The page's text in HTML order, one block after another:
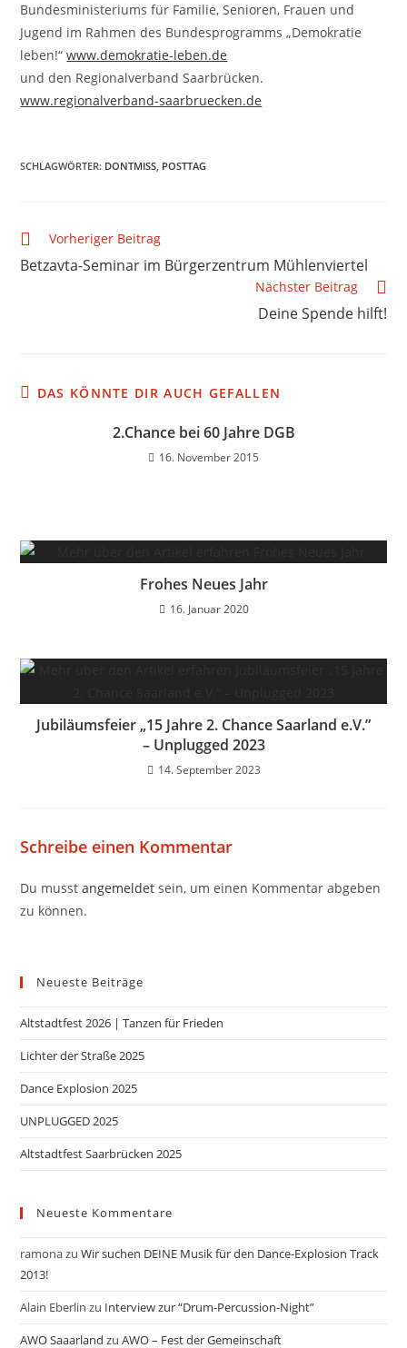
Bundesministeriums für Familie, Senioren, Frauen und
Jugend im Rahmen des Bundesprogramms „Demokratie
leben!“www.demokratie-leben.de
und den Regionalverband Saarbrücken.
www.regionalverband-saarbruecken.de
SCHLAGWÖRTER: DONTMISS, POSTTAG
Weitere
ansehen
Vorheriger Beitrag
Betzavta-Seminar im Bürgerzentrum Mühlenviertel
Nächster Beitrag
Deine Spende hilft!
DAS KÖNNTE DIR AUCH GEFALLEN
2.Chance bei 60 Jahre DGB
16. November 2015
Frohes Neues Jahr
16. Januar 2020
Jubiläumsfeier „15 Jahre 2. Chance Saarland e.V.”
– Unplugged 2023
14. September 2023
Schreibe einen Kommentar
Du musstangemeldet sein, um einen Kommentar abgeben
zu können.
Neueste Beiträge
Altstadtfest 2026 | Tanzen für Frieden
Lichter der Straße 2025
Dance Explosion 2025
UNPLUGGED 2025
Altstadtfest Saarbrücken 2025
Neueste Kommentare
ramonazuWir suchen DEINE Musik für den Dance-Explosion Track
2013!
Alain Eberlin zu Interview zur “Drum-Percussion-Night”
AWO Saaarland zuAWO – Fest der Gemeinschaft